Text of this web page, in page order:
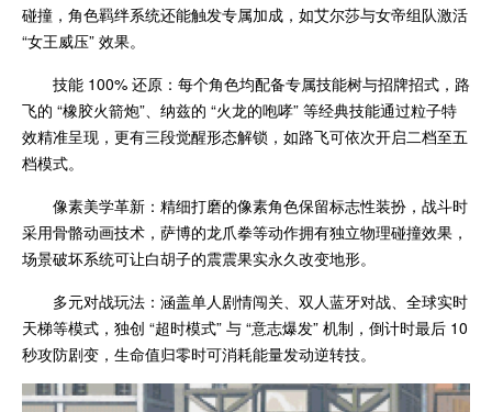
碰撞，角色羁绊系统还能触发专属加成，如艾尔莎与女帝组队激活
“女王威压” 效果。
技能 100% 还原：每个角色均配备专属技能树与招牌招式，路
飞的 “橡胶火箭炮”、纳兹的 “火龙的咆哮” 等经典技能通过粒子特
效精准呈现，更有三段觉醒形态解锁，如路飞可依次开启二档至五
档模式。
像素美学革新：精细打磨的像素角色保留标志性装扮，战斗时
采用骨骼动画技术，萨博的龙爪拳等动作拥有独立物理碰撞效果，
场景破坏系统可让白胡子的震震果实永久改变地形。
多元对战玩法：涵盖单人剧情闯关、双人蓝牙对战、全球实时
天梯等模式，独创 “超时模式” 与 “意志爆发” 机制，倒计时最后 10
秒攻防剧变，生命值归零时可消耗能量发动逆转技。